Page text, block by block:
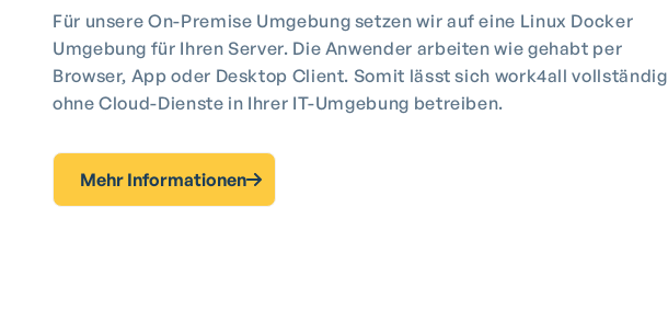
Für unsere On-Premise Umgebung setzen wir auf eine Linux Docker
Umgebung für Ihren Server. Die Anwender arbeiten wie gehabt per
Browser, App oder Desktop Client. Somit lässt sich work4all vollständig
ohne Cloud-Dienste in Ihrer IT-Umgebung betreiben.
Mehr Informationen